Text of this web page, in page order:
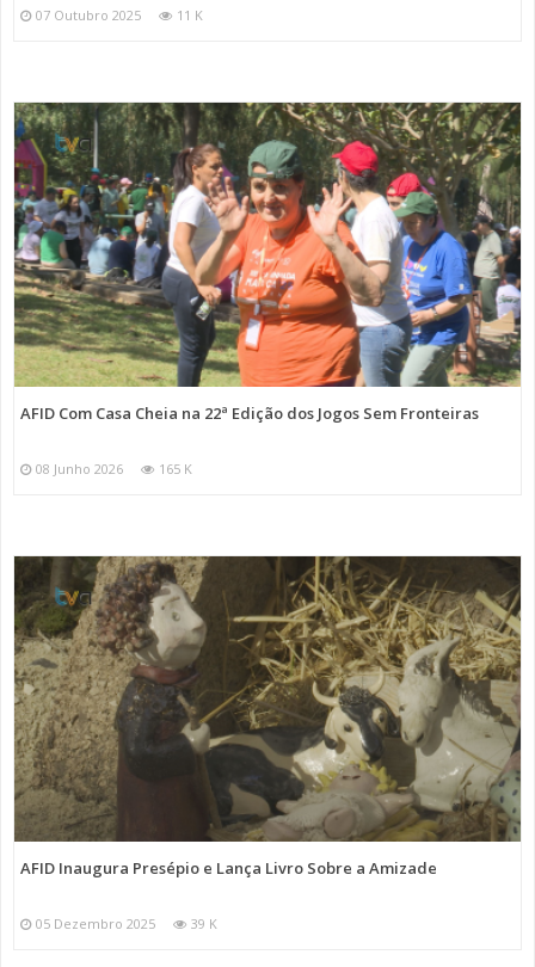
07 Outubro 2025 11 K
AFID Com Casa Cheia na 22ª Edição dos Jogos Sem Fronteiras
08 Junho 2026 165 K
AFID Inaugura Presépio e Lança Livro Sobre a Amizade
05 Dezembro 2025 39 K